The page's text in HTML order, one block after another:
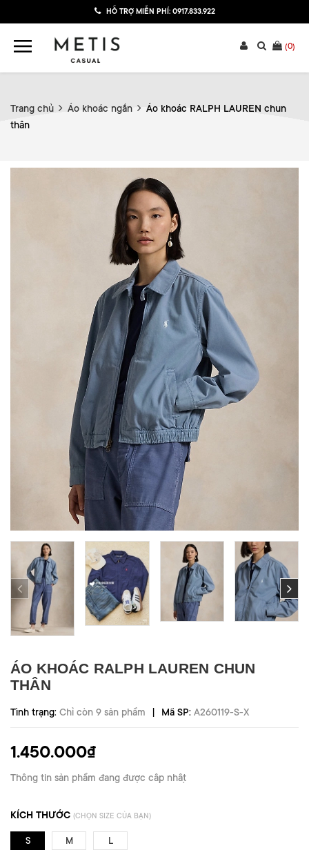
HỖ TRỢ MIỄN PHÍ: 0917.833.922
(0)
Trang chủ Áo khoác ngắn
Áo khoác RALPH LAUREN chun
thân
ÁO KHOÁC RALPH LAUREN CHUN
THÂN
Tình trạng: Chỉ còn 9 sản phẩm | Mã SP: A260119-S-X
1.450.000₫
Thông tin sản phẩm đang được cập nhật
KÍCH THƯỚC (CHỌN SIZE CỦA BẠN)
S M L